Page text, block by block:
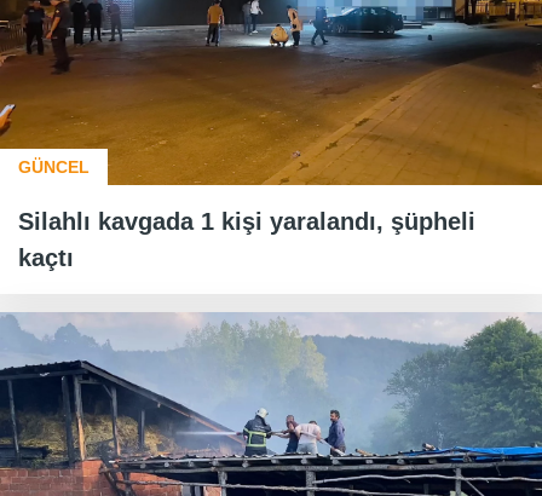
GÜNCEL
Silahlı kavgada 1 kişi yaralandı, şüpheli
kaçtı